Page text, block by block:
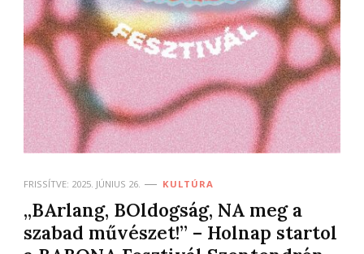
FRISSÍTVE: 2025. JÚNIUS 26. KULTÚRA
„BArlang, BOldogság, NA meg a
szabad művészet!” – Holnap startol